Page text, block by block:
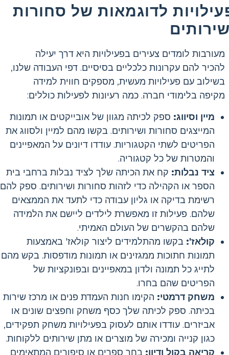
לדוגמאות של סחורות
מעורבות לומדים צעירים בפעילויות היא דרך יעילה
להכיר להם עקרונות כלכליים בסיסיים. דפי העבודה שלנו,
בשילוב עם פעילויות מעשית, מספקים חווית למידה
מקיפה בלימודי חברה. כמה רעיונות לפעילות כוללים:
מיין וסיווג: ספק לכיתה מגוון של אובייקטים או תמונות
המייצגים סחורות ושירותים. בקשו מהם למיין ולסווג את
הפריטים לשתי הקטגוריות. עודדו דיונים על המאפיינים
והמטרות של כל קטגוריה.
ציד נבלות: קח את הכיתה שלך לציד נבלות ברחבי בית
הספר או הקהילה כדי לזהות סחורות ושירותים. ספק להם
רשימת בדיקה או גליון עבודה כדי לתעד את הממצאים
שלהם. פעילות זו מאפשרת לילדים ליישם את הלמידה
שלהם בהקשרים של העולם האמיתי.
קולאז': בקשו מהתלמידים ליצור קולאז' באמצעות
תמונות חתוכות ממגזינים או תמונות מודפסות. בקש מהם
לתייג כל תמונה ולדון במאפיינים ובפונקציות של
הפריטים שהם בחרו.
משחק דרמטי: הקימו חנות העמדת פנים או מרכז שירות
בכיתה. ספק לכיתה שלך כסף משחק וחפצים שונים או
אביזרים. עודדו אותם לעסוק בפעילויות משחק תפקידים,
כגון קנייה ומכירה של מוצרים או מתן שירותים ללקוחות.
קריאה בקול ודיון: בחר ספרים או סיפורים המתאימים